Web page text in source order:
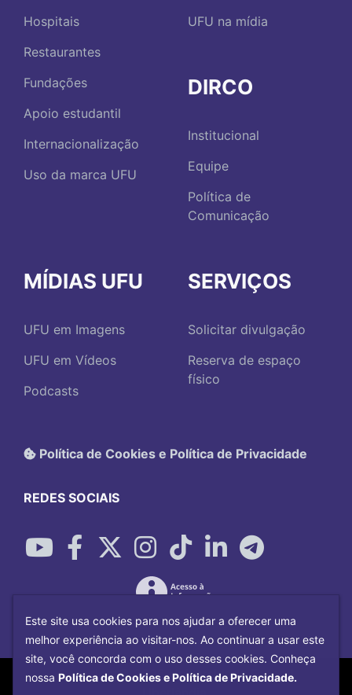
Hospitais
Restaurantes
Fundações
Apoio estudantil
Internacionalização
Uso da marca UFU
UFU na mídia
DIRCO
Institucional
Equipe
Política de
Comunicação
MÍDIAS UFU
UFU em Imagens
UFU em Vídeos
Podcasts
SERVIÇOS
Solicitar divulgação
Reserva de espaço
físico
Política de Cookies e Política de Privacidade
REDES SOCIAIS
Copyright©2026Universidade Federal
Este site usa cookies para nos ajudar a oferecer uma
melhor experiência ao visitar-nos. Ao continuar a usar este
site, você concorda com o uso desses cookies. Conheça
nossa Política de Cookies e Política de Privacidade.